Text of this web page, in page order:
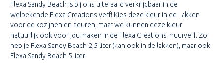
Flexa Sandy Beach is bij ons uiteraard verkrijgbaar in de
welbekende Flexa Creations verf! Kies deze kleur in de Lakken
voor de kozijnen en deuren, maar we kunnen deze kleur
natuurlijk ook voor jou maken in de Flexa Creations muurverf. Zo
heb je Flexa Sandy Beach 2,5 liter (kan ook in de lakken), maar ook
Flexa Sandy Beach 5 liter!